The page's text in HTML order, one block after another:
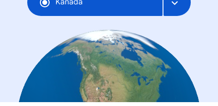
Kanada